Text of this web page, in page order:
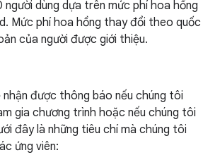
dùng dựa trên mức phí hoa hồng
Mức phí hoa hồng thay đổi theo quốc
của người được giới thiệu.
nhận được thông báo nếu chúng tôi
gia chương trình hoặc nếu chúng tôi
đây là những tiêu chí mà chúng tôi
ứng viên: